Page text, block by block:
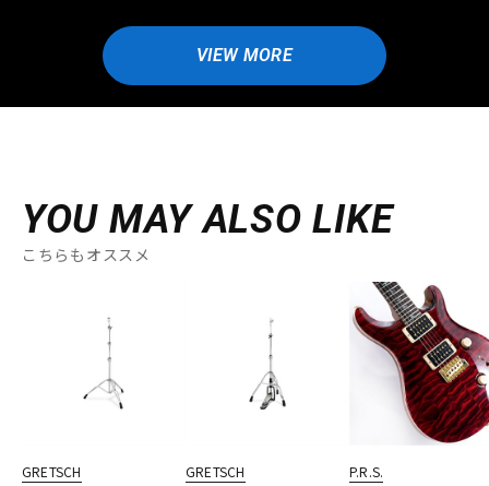
VIEW MORE
YOU MAY ALSO LIKE
こちらもオススメ
GRETSCH GRETSCH P.R.S.